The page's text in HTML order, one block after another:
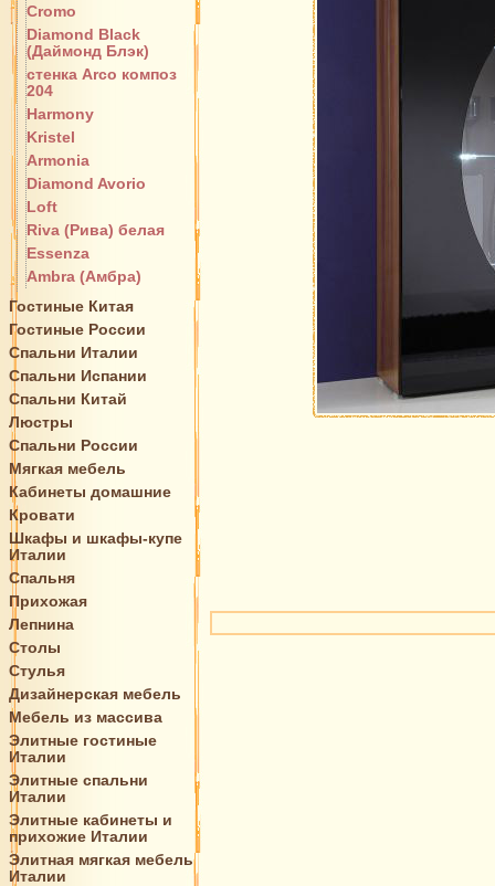
Cromo
Diamond Black
(Даймонд Блэк)
стенка Arco композ
204
Harmony
Kristel
Armonia
Diamond Avorio
Loft
Riva (Рива) белая
Essenza
Ambra (Амбра)
Гостиные Китая
Гостиные России
Спальни Италии
Спальни Испании
Спальни Китай
Люстры
Спальни России
Мягкая мебель
Кабинеты домашние
Кровати
Шкафы и шкафы-купе
Италии
Спальня
Прихожая
Лепнина
Столы
Стулья
Дизайнерская мебель
Мебель из массива
Элитные гостиные
Италии
Элитные спальни
Италии
Элитные кабинеты и
прихожие Италии
Элитная мягкая мебель
Италии